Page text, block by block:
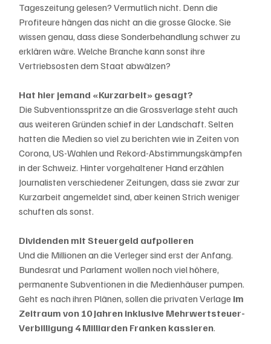
Tageszeitung gelesen? Vermutlich nicht. Denn die
Profiteure hängen das nicht an die grosse Glocke. Sie
wissen genau, dass diese Sonderbehandlung schwer zu
erklären wäre. Welche Branche kann sonst ihre
Vertriebsosten dem Staat abwälzen?
Hat hier jemand «Kurzarbeit» gesagt?
Die Subventionsspritze an die Grossverlage steht auch
aus weiteren Gründen schief in der Landschaft. Selten
hatten die Medien so viel zu berichten wie in Zeiten von
Corona, US-Wahlen und Rekord-Abstimmungskämpfen
in der Schweiz. Hinter vorgehaltener Hand erzählen
Journalisten verschiedener Zeitungen, dass sie zwar zur
Kurzarbeit angemeldet sind, aber keinen Strich weniger
schuften als sonst.
Dividenden mit Steuergeld aufpolieren
Und die Millionen an die Verleger sind erst der Anfang.
Bundesrat und Parlament wollen noch viel höhere,
permanente Subventionen in die Medienhäuser pumpen.
Geht es nach ihren Plänen, sollen die privaten Verlage im
Zeitraum von 10 Jahren inklusive Mehrwertsteuer-
Verbilligung 4 Milliarden Franken kassieren.